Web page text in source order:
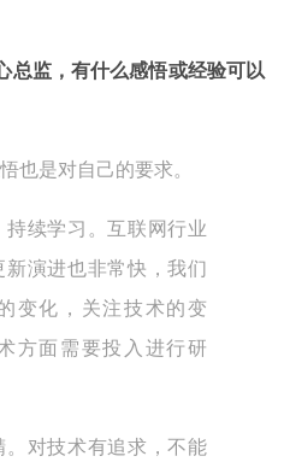
总监，有什么感悟或经验可以
也是对自己的要求。
续学习。互联网行业
演进也非常快，我们
变化，关注技术的变
方面需要投入进行研
对技术有追求，不能